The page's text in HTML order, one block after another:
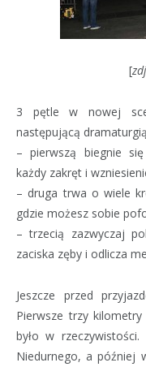
[
3 pętle w nowej
następującą
– pierwszą biegnie
każdy zakręt i
– druga trwa o wiele
gdzie możesz sobie
– trzecią zazwyczaj
zaciska zęby i odlicza
Jeszcze przed
Pierwsze trzy
było w
Niedurnego, a później